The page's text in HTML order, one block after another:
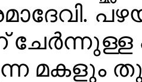
ചേർന്നുള്ള
മകളും